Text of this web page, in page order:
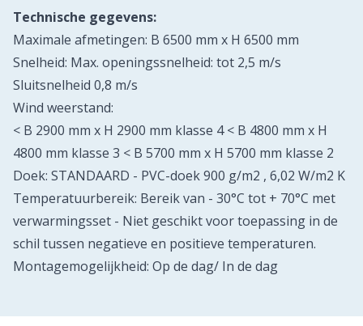
Technische gegevens:
Maximale afmetingen: B 6500 mm x H 6500 mm
Snelheid: Max. openingssnelheid: tot 2,5 m/s
Sluitsnelheid 0,8 m/s
Wind weerstand:
< B 2900 mm x H 2900 mm klasse 4 < B 4800 mm x H
4800 mm klasse 3 < B 5700 mm x H 5700 mm klasse 2
Doek: STANDAARD - PVC-doek 900 g/m2 , 6,02 W/m2 K
Temperatuurbereik: Bereik van - 30°C tot + 70°C met
verwarmingsset - Niet geschikt voor toepassing in de
schil tussen negatieve en positieve temperaturen.
Montagemogelijkheid: Op de dag/ In de dag